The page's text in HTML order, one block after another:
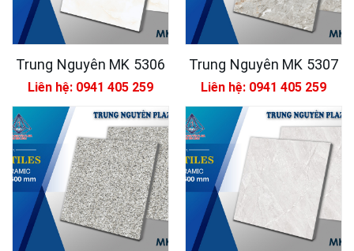
Trung Nguyên MK 5306
Liên hệ: 0941 405 259
Trung Nguyên MK 5307
Liên hệ: 0941 405 259